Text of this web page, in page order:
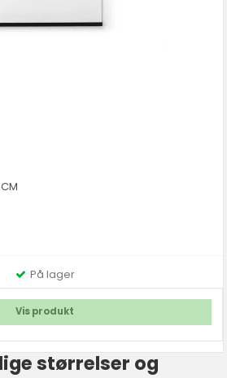
På lager
Vis produkt
størrelser og